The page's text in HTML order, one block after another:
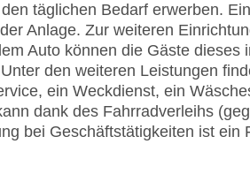
täglichen Bedarf erwerben.
Anlage. Zur weiteren
Auto können die Gäste dieses
den weiteren Leistungen
ein Weckdienst, ein
dank des Fahrradverleihs
bei Geschäftstätigkeiten ist ein